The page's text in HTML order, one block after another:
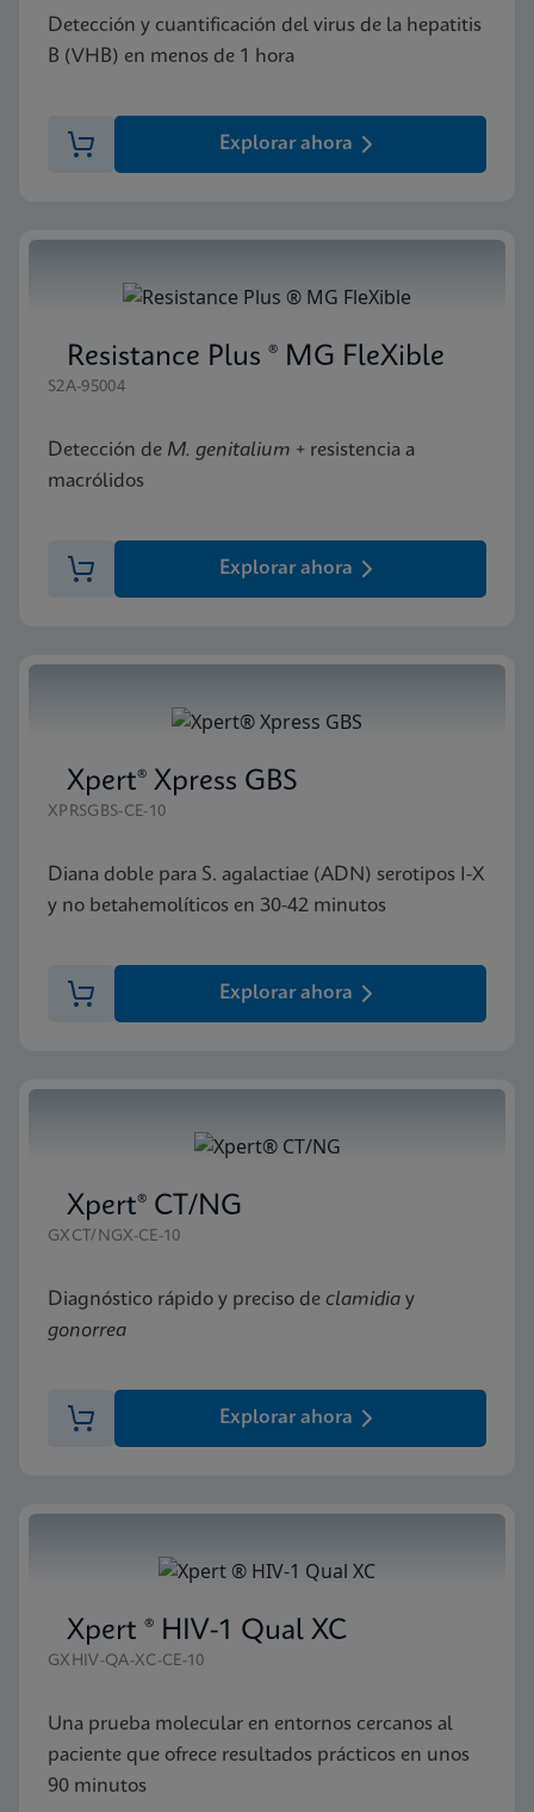
Detección y cuantificación del virus de la hepatitis
B (VHB) en menos de 1 hora
Explorar ahora
Resistance Plus ® MG FleXible
S2A-95004
Detección de M. genitalium + resistencia a
macrólidos
Explorar ahora
Xpert® Xpress GBS
XPRSGBS-CE-10
Diana doble para S. agalactiae (ADN) serotipos I-X
y no betahemolíticos en 30-42 minutos
Explorar ahora
Xpert® CT/NG
GXCT/NGX-CE-10
Diagnóstico rápido y preciso de clamidia y
gonorrea
Explorar ahora
Xpert ® HIV-1 Qual XC
GXHIV-QA-XC-CE-10
Una prueba molecular en entornos cercanos al
paciente que ofrece resultados prácticos en unos
90 minutos